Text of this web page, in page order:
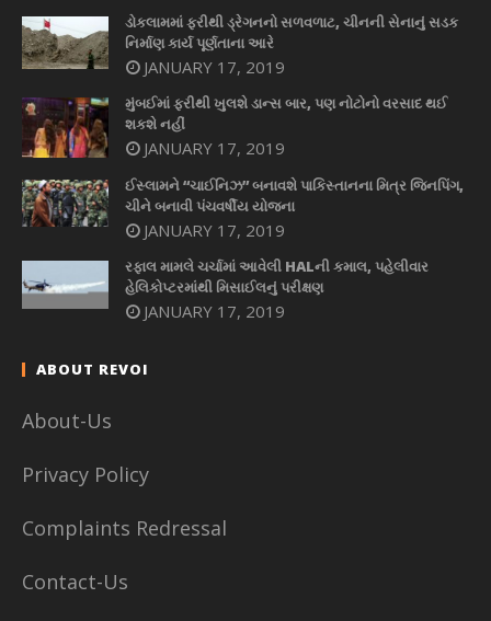
ડોકલામમાં ફરીથી ડ્રેગનનો સળવળાટ, ચીનની સેનાનું સડક
નિર્માણ કાર્ય પૂર્ણતાના આરે
JANUARY 17, 2019
મુંબઈમાં ફરીથી ખુલશે ડાન્સ બાર, પણ નોટોનો વરસાદ થઈ
શકશે નહીં
JANUARY 17, 2019
ઈસ્લામને “ચાઈનિઝ” બનાવશે પાકિસ્તાનના મિત્ર જિનપિંગ,
ચીને બનાવી પંચવર્ષીય યોજના
JANUARY 17, 2019
રફાલ મામલે ચર્ચામાં આવેલી HALની કમાલ, પહેલીવાર
હેલિકોપ્ટરમાંથી મિસાઈલનું પરીક્ષણ
JANUARY 17, 2019
ABOUT REVOI
About-Us
Privacy Policy
Complaints Redressal
Contact-Us